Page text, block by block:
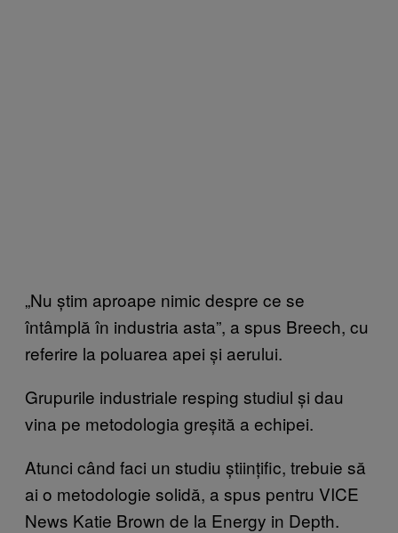
„Nu știm aproape nimic despre ce se
întâmplă în industria asta”, a spus Breech, cu
referire la poluarea apei și aerului.
Grupurile industriale resping studiul și dau
vina pe metodologia greșită a echipei.
Atunci când faci un studiu științific, trebuie să
ai o metodologie solidă, a spus pentru VICE
News Katie Brown de la Energy in Depth.